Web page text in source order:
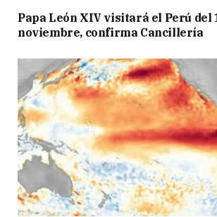
Papa León XIV visitará el Perú del
noviembre, confirma Cancillería